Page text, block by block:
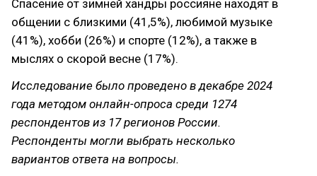
Спасение от зимней хандры россияне находят в
общении с близкими (41,5%), любимой музыке
(41%), хобби (26%) и спорте (12%), а также в
мыслях о скорой весне (17%).
Исследование было проведено в декабре 2024
года методом онлайн-опроса среди 1274
респондентов из 17 регионов России.
Респонденты могли выбрать несколько
вариантов ответа на вопросы.